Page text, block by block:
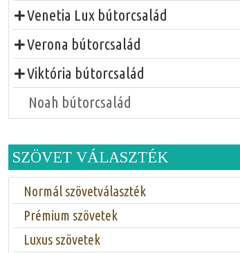
Venetia Lux bútorcsalád
Verona bútorcsalád
Viktória bútorcsalád
Noah bútorcsalád
SZÖVET VÁLASZTÉK
Normál szövetválaszték
Prémium szövetek
Luxus szövetek